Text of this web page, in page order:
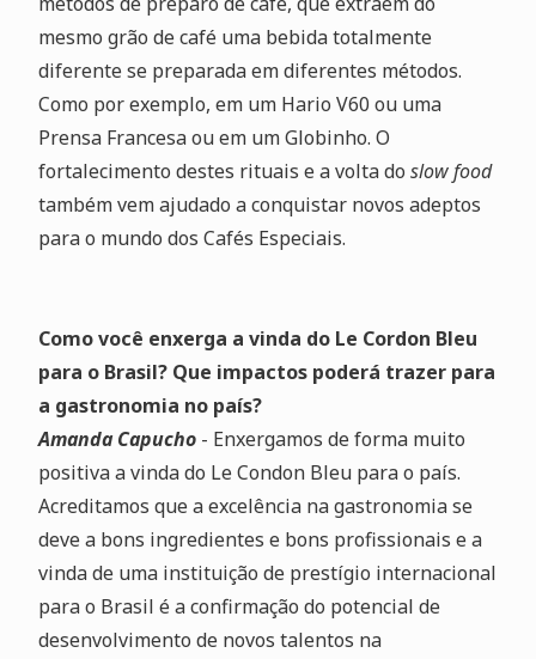
mesmo grão de café uma bebida totalmente
diferente se preparada em diferentes métodos.
Como por exemplo, em um Hario V60 ou uma
Prensa Francesa ou em um Globinho. O
fortalecimento destes rituais e a volta do slow food
também vem ajudado a conquistar novos adeptos
para o mundo dos Cafés Especiais.
Como você enxerga a vinda do Le Cordon Bleu
para o Brasil? Que impactos poderá trazer para
a gastronomia no país?
Amanda Capucho- Enxergamos de forma muito
positiva a vinda do Le Condon Bleu para o país.
Acreditamos que a excelência na gastronomia se
deve a bons ingredientes e bons profissionais e a
vinda de uma instituição de prestígio internacional
para o Brasil é a confirmação do potencial de
desenvolvimento de novos talentos na